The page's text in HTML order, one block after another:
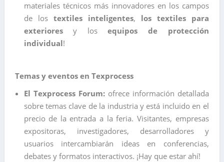
materiales técnicos más innovadores en los campos
de los textiles inteligentes, los textiles para
exterioresy losequipos de protección
individual!
Temas y eventos en Texprocess
El Texprocess Forum: ofrece información detallada
sobre temas clave de la industria y está incluido en el
precio de la entrada a la feria. Visitantes, empresas
expositoras, investigadores, desarrolladores y
usuarios intercambiarán ideas en conferencias,
debates y formatos interactivos. ¡Hay que estar ahí!